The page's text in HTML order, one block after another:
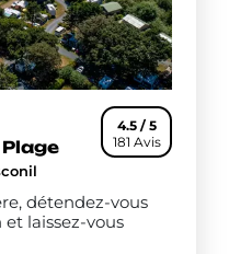
4.5 / 5
181 Avis
détendez-vous
laissez-vous